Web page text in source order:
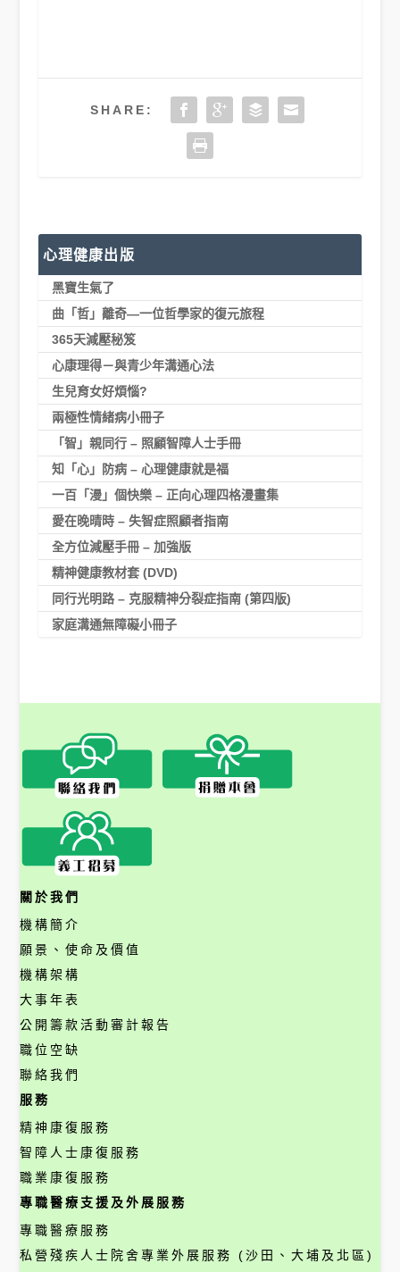
SHARE:
心理健康出版
黑寶生氣了
曲「哲」離奇—一位哲學家的復元旅程
365天減壓秘笈
心康理得－與青少年溝通心法
生兒育女好煩惱?
兩極性情緒病小冊子
「智」親同行 – 照顧智障人士手冊
知「心」防病 – 心理健康就是福
一百「漫」個快樂 – 正向心理四格漫畫集
愛在晚晴時 – 失智症照顧者指南
全方位減壓手冊 – 加強版
精神健康教材套 (DVD)
同行光明路 – 克服精神分裂症指南 (第四版)
家庭溝通無障礙小冊子
關於我們
機構簡介
願景、使命及價值
機構架構
大事年表
公開籌款活動審計報告
職位空缺
聯絡我們
服務
精神康復服務
智障人士康復服務
職業康復服務
專職醫療支援及外展服務
專職醫療服務
私營殘疾人士院舍專業外展服務 (沙田、大埔及北區)